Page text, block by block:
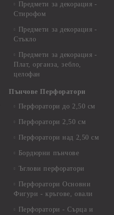
Предмети за декорация -
Стирофом
Предмети за декорация -
Стъкло
Предмети за декорация -
Плат, органза, зебло,
целофан
Пънчове Перфоратори
Перфоратори до 2,50 см
Перфоратори 2,50 см
Перфоратори над 2,50 см
Бордюрни пънчове
Ъглови перфоратори
Перфоратори Основни
Фигури - кръгове, овали
Перфоратори - Сърца и